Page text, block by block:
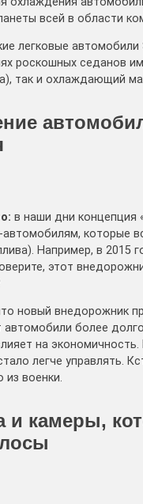
всей в области
легковые
роскошных седанов
так и охлаждающий
в наши дни концепция
которые
Например, в 2015
этот
новый внедорожник
автомобили более
на
легче управлять.
военки.
и камеры,